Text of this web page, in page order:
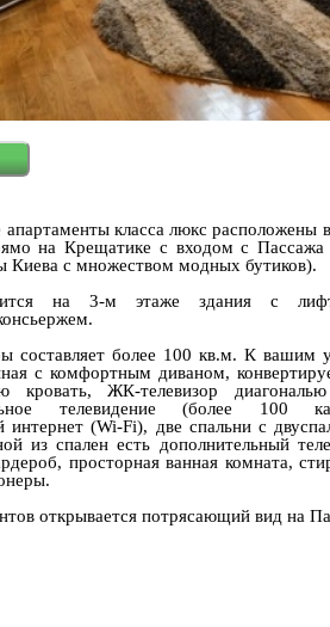
класса люкс расположены
на Крещатике с входом с Пассажа
Киева с множеством модных бутиков).
на 3-м этаже здания с
составляет более 100 кв.м. К вашим
с комфортным диваном,
кровать, ЖК-телевизор
телевидение (более 100
интернет (Wi-Fi), две спальни с
из спален есть дополнительный
просторная ванная комната,
открывается потрясающий вид на